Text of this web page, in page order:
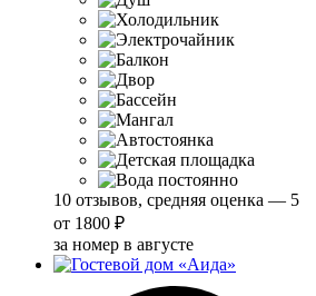
10 отзывов, средняя оценка — 5
от 1800 ₽
за номер в августе